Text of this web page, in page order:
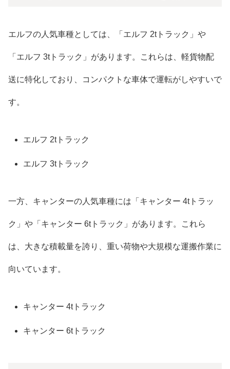
エルフの人気車種としては、「エルフ 2tトラック」や
「エルフ 3tトラック」があります。これらは、軽貨物配
送に特化しており、コンパクトな車体で運転がしやすいで
す。
エルフ 2tトラック
エルフ 3tトラック
一方、キャンターの人気車種には「キャンター 4tトラッ
ク」や「キャンター 6tトラック」があります。これら
は、大きな積載量を誇り、重い荷物や大規模な運搬作業に
向いています。
キャンター 4tトラック
キャンター 6tトラック